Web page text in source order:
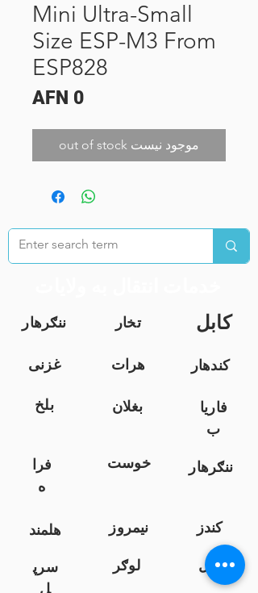
Mini Ultra-Small
Size ESP-M3 From
ESP828
AFN 0Price
out of stock موجود نیست
ننګرهار تخار کابل
غزنی هرات
کندهار
بلخ
بغلان
فاریا
ب
فرا
ه
خوست ننګرهار
هلمند نیمروز
کندز
سرپ
ل
لوګر زابل